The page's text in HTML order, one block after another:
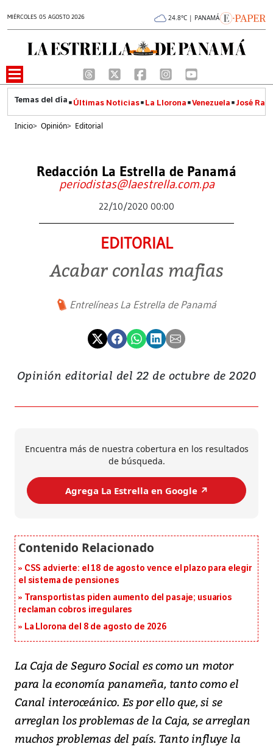
MIÉRCOLES 05 AGOSTO 2026 24.8°C | PANAMÁ
Últimas Noticias La Llorona Venezuela José
Inicio> Opinión> Editorial
Redacción La Estrella de Panamá
periodistas@laestrella.com.pa
22/10/2020 00:00
EDITORIAL
Acabar conlas mafias
Entrelíneas La Estrella de Panamá
Opinión editorial del 22 de octubre de 2020
Encuentra más de nuestra cobertura en los resultados
de búsqueda.
Agrega La Estrella en Google ↗️
CSS advierte: el 18 de agosto vence el plazo para elegir
el sistema de pensiones
Transportistas piden aumento del pasaje; usuarios
reclaman cobros irregulares
La Llorona del 8 de agosto de 2026
La Caja de Seguro Social es como un motor
para la economía panameña, tanto como el
Canal interoceánico. Es por ello que, si se
arreglan los problemas de la Caja, se arreglan
muchos problemas del país. Tanto influye la